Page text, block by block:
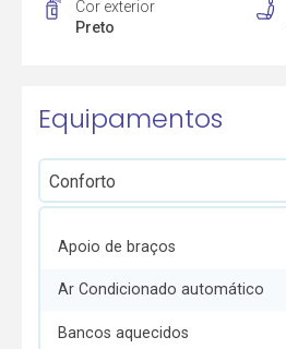
Cor exterior
Preto
Equipamentos
Apoio de braços
Ar Condicionado automático
Bancos aquecidos